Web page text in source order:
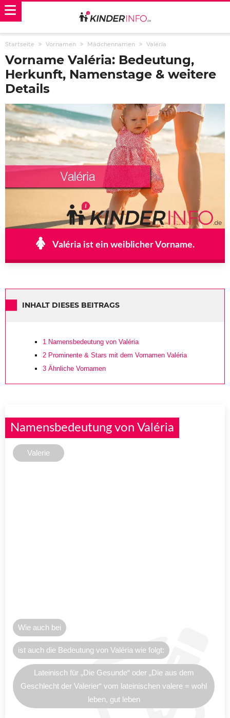
Startseite Vornamen Mädchennamen Valéria
Vorname Valéria: Bedeutung,
Herkunft, Namenstage & weitere
Details
Valéria ist ein weiblicher Vorname.
INHALT DIESES BEITRAGS
1 Namensbedeutung von Valéria
2 Prominente & Stars mit dem Vornamen Valéria
3 Ähnliche Vornamen
Namensbedeutung von Valéria
Valerie
Wie auch bei
ist auch die Bedeutung von Valéria wie folgt:
Lateinisch für „Die Gesunde“ oder „Die aus dem
Geschlecht der Valerier“ vom lateinischen valere = wohl
leben, gut leben